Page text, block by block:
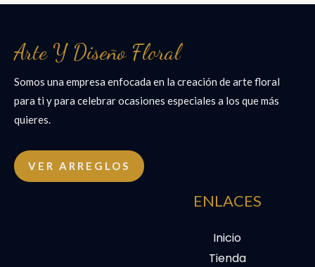
Arte Y Diseño Floral
Somos una empresa enfocada en la creación de arte floral
para ti y para celebrar ocasiones especiales a los que más
quieres.
VER ARREGLOS
ENLACES
Inicio
Tienda